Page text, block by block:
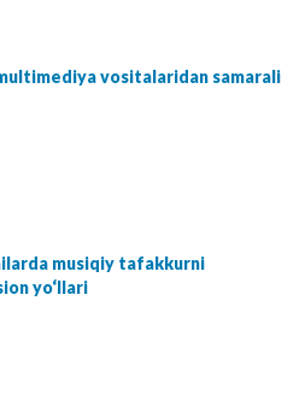
vositalaridan samarali
musiqiy tafakkurni
yo‘llari